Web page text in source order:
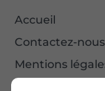
Accueil
Contactez-nous
Mentions